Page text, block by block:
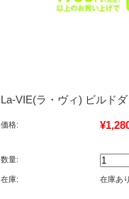
La-VIE(ラ・ヴィ) ビルド
価格:
数量:
在庫: 在庫あり